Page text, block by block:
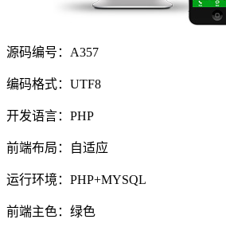
源码编号：A357
编码格式：UTF8
开发语言：PHP
前端布局：自适应
运行环境：PHP+MYSQL
前端主色：绿色